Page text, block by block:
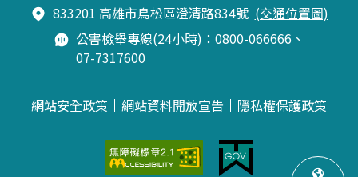
833201 高雄市鳥松區澄清路834號 (交通位置圖)
公害檢舉專線(24小時)：0800-066666、
07-7317600
網站安全政策 網站資料開放宣告 隱私權保護政策